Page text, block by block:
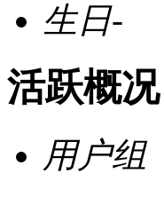
生日-
活跃概况
用户组